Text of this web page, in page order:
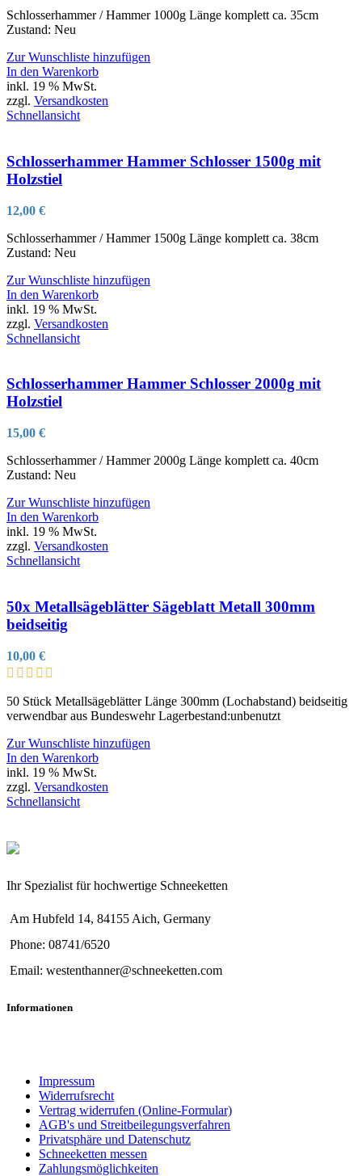
Schlosserhammer / Hammer 1000g Länge komplett ca. 35cm
Zustand: Neu
Zur Wunschliste hinzufügen
In den Warenkorb
inkl. 19 % MwSt.
zzgl. Versandkosten
Schnellansicht
Schlosserhammer Hammer Schlosser 1500g mit
Holzstiel
12,00 €
Schlosserhammer / Hammer 1500g Länge komplett ca. 38cm
Zustand: Neu
Zur Wunschliste hinzufügen
In den Warenkorb
inkl. 19 % MwSt.
zzgl. Versandkosten
Schnellansicht
Schlosserhammer Hammer Schlosser 2000g mit
Holzstiel
15,00 €
Schlosserhammer / Hammer 2000g Länge komplett ca. 40cm
Zustand: Neu
Zur Wunschliste hinzufügen
In den Warenkorb
inkl. 19 % MwSt.
zzgl. Versandkosten
Schnellansicht
50x Metallsägeblätter Sägeblatt Metall 300mm
beidseitig
10,00 €
50 Stück Metallsägeblätter Länge 300mm (Lochabstand) beidseitig
verwendbar aus Bundeswehr Lagerbestand:unbenutzt
Zur Wunschliste hinzufügen
In den Warenkorb
inkl. 19 % MwSt.
zzgl. Versandkosten
Schnellansicht
Ihr Spezialist für hochwertige Schneeketten
Am Hubfeld 14, 84155 Aich, Germany
Phone: 08741/6520
Email: westenthanner@schneeketten.com
Informationen
Impressum
Widerrufsrecht
Vertrag widerrufen (Online-Formular)
AGB's und Streitbeilegungsverfahren
Privatsphäre und Datenschutz
Schneeketten messen
Zahlungsmöglichkeiten